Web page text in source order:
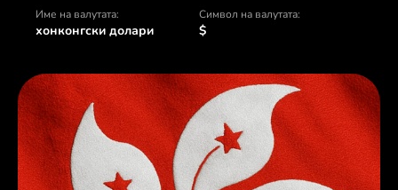
Име на валутата:
хонконгски долари
Символ на валутата:
$